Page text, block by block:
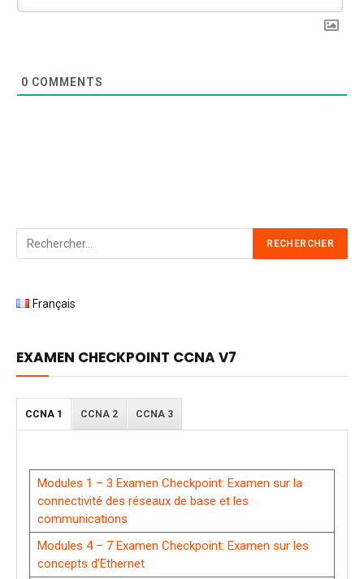
0 COMMENTS
Français
EXAMEN CHECKPOINT CCNA V7
CCNA 1 CCNA 2 CCNA 3
Modules 1 – 3 Examen Checkpoint: Examen sur la
connectivité des réseaux de base et les
communications
Modules 4 – 7 Examen Checkpoint: Examen sur les
concepts d’Ethernet